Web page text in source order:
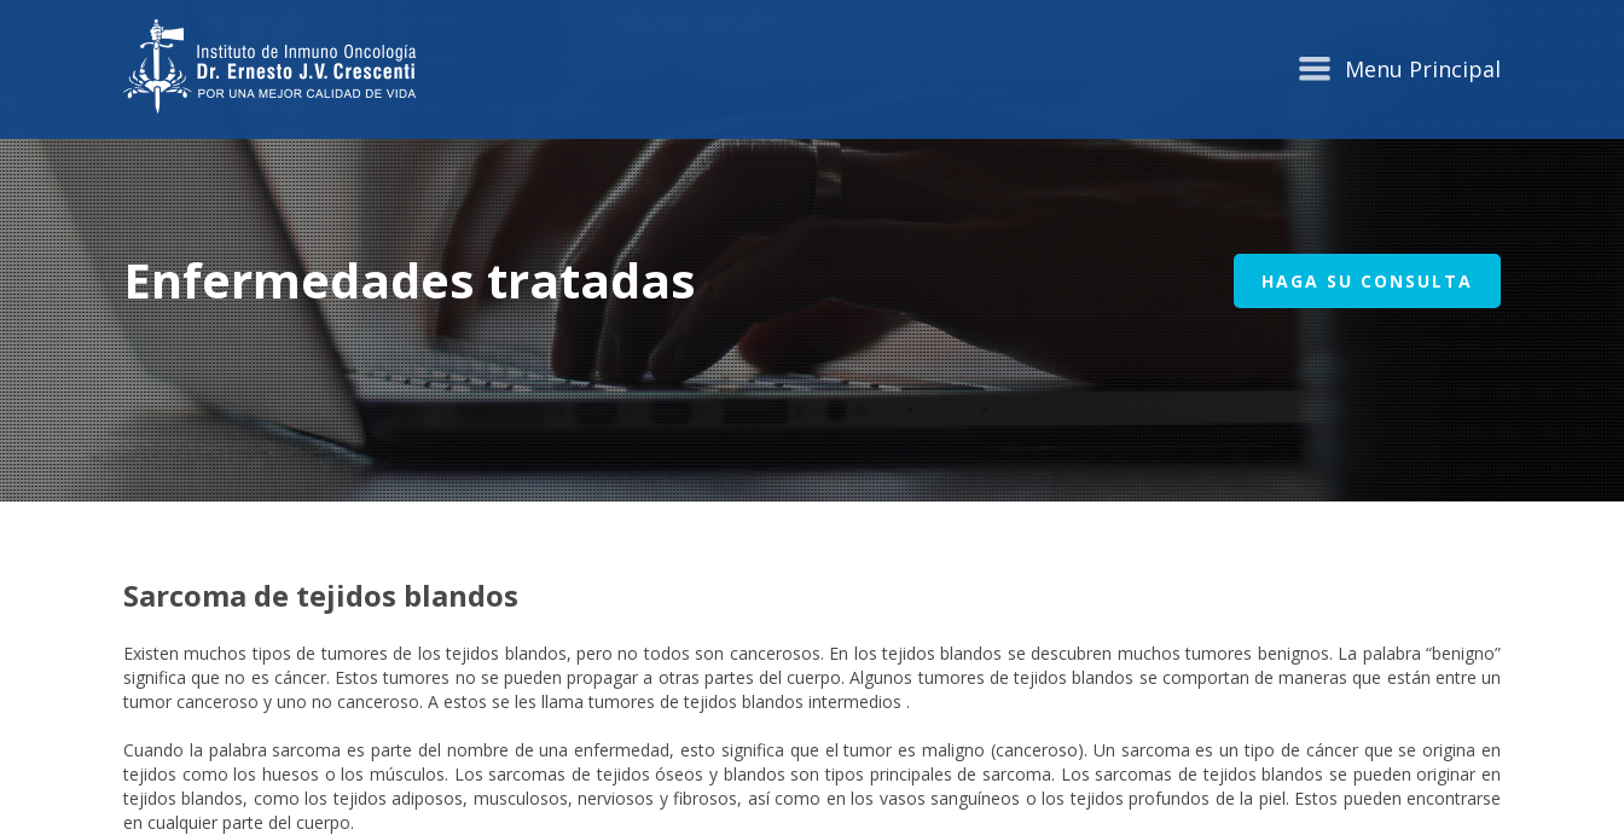
Menu Principal
Enfermedadestratadas HAGA SU CONSULTA
Sarcoma de tejidos blandos
Existen muchos tipos de tumores de los tejidos blandos, pero no todos son cancerosos. En los tejidos blandos se descubren muchos tumores benignos. La palabra “benigno”
significa que no es cáncer. Estos tumores no se pueden propagar a otras partes del cuerpo. Algunos tumores de tejidos blandos se comportan de maneras que están entre un
tumor canceroso y uno no canceroso. A estos se les llama tumores de tejidos blandos intermedios .
Cuando la palabra sarcoma es parte del nombre de una enfermedad, esto significa que el tumor es maligno (canceroso). Un sarcoma es un tipo de cáncer que se origina en
tejidos como los huesos o los músculos. Los sarcomas de tejidos óseos y blandos son tipos principales de sarcoma. Los sarcomas de tejidos blandos se pueden originar en
tejidos blandos, como los tejidos adiposos, musculosos, nerviosos y fibrosos, así como en los vasos sanguíneos o los tejidos profundos de la piel. Estos pueden encontrarse
en cualquier parte del cuerpo.